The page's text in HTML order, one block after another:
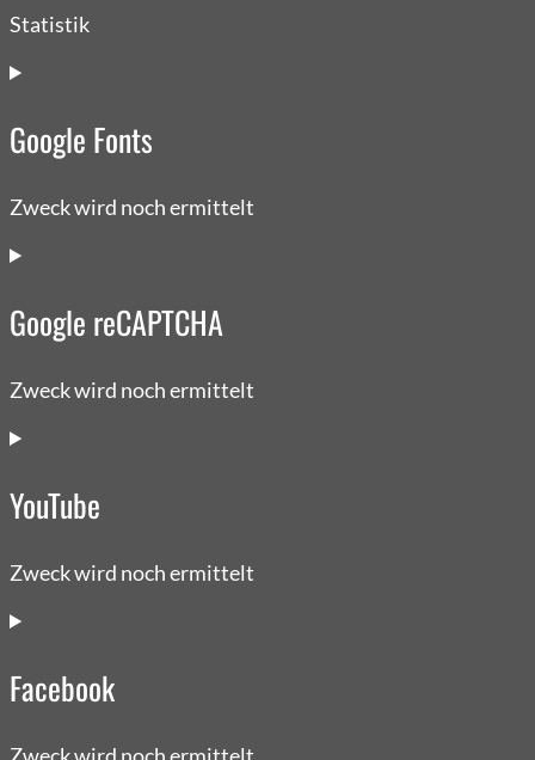
Statistik
Consent
service
google-
analytics
Google Fonts
Zweck wird noch ermittelt
Consent
service
google-
fonts
Google reCAPTCHA
Zweck wird noch ermittelt
Consent
service
recaptcha
YouTube
Zweck wird noch ermittelt
Consent
service
Facebook